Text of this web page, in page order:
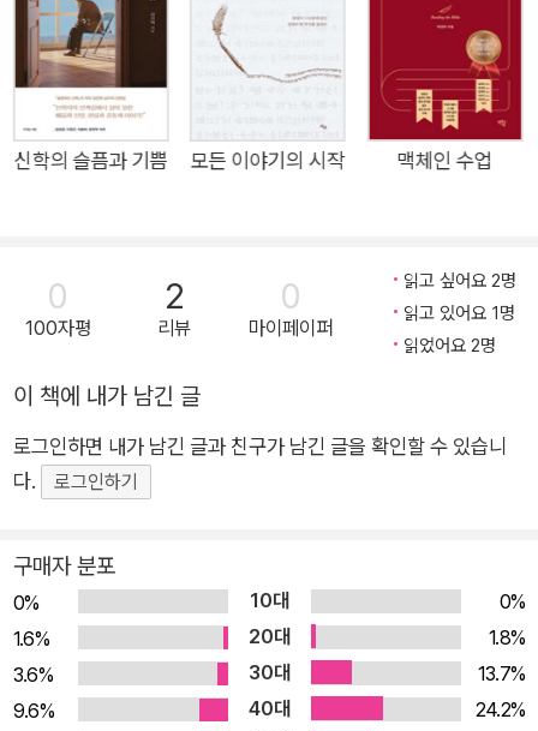
제도를 잘 준비하더라도, 현실을 뒤따라가는 제도가 현실을 온전
히 품지는 못한다. 사회 구성원 사이에는 늘 불안이 존재하며, 선
긋는 사회에서 많은 이가 고향과 안식을 상실하는 외로움을 경험
한다. 그런 만큼 인류의 오랜 지혜인 ‘환대’가 20세기 이후에 인
문·사회 분야는 물론 산업 영역에서도 다시 주목받는 일은 자연스
응하여 나타나는 일이기 때문이다. 하지만 사회의 외연이 넓어지
고 구성원들이 놓인 맥락이 복잡해짐에 따라 환대는 표현만 남은
으키기도 한다. 그럼에도 기독교 역사에서 환대가 왜곡된 적은 있
어도 그 중요성이 퇴색한 적은 없었다. 초기 교회의 성장에서부터
현재까지 환대는 사람들의 마음에 기독교를 뿌리내리는 원동력
이었다. 기독교가 사랑의 종교인 것은 환대 덕분이었다. 환대의
실천을 둘러싸고 생겨난 간격에, 또한 기독교 신앙과 그리스도인
의 환대 사이에 벌어진 간격에 다리를 놓으려는 시도다. 저자는
신학자로서 철학, 사회학, 정치학, 문학, 인류학과 대화하는 가운
데 기독교의 핵심을 환대라는 관점으로 재해석하고, 동시에 신학
으로 기존의 환대 담론을 풍성하게 하려 한다. 특별히 저자는 삼
신학의 슬픔과 기쁨 모든 이야기의 시작 맥체인 수업
0
100자평
2
리뷰
0
마이페이퍼
읽고 싶어요 2명
읽고 있어요 1명
읽었어요 2명
이 책에 내가 남긴 글
로그인하면 내가 남긴 글과 친구가 남긴 글을 확인할 수 있습니
다.
로그인하기
구매자 분포
0% 10대
0%
1.6%
20대
1.8%
3.6%
30대
13.7%
9.6%
40대
24.2%